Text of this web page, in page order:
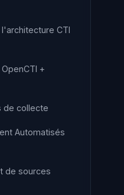
CTI
+
de collecte
Automatisés
de sources